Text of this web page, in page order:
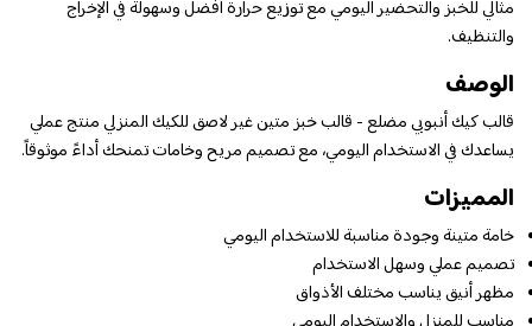
مثالي للخبز والتحضير اليومي مع توزيع حرارة أفضل وسهولة في الإخراج
والتنظيف.
الوصف
قالب كيك أنبوبي مضلع - قالب خبز متين غير لاصق للكيك المنزلي منتج عملي
يساعدك في الاستخدام اليومي، مع تصميم مريح وخامات تمنحك أداءً موثوقاً.
المميزات
خامة متينة وجودة مناسبة للاستخدام اليومي
تصميم عملي وسهل الاستخدام
مظهر أنيق يناسب مختلف الأذواق